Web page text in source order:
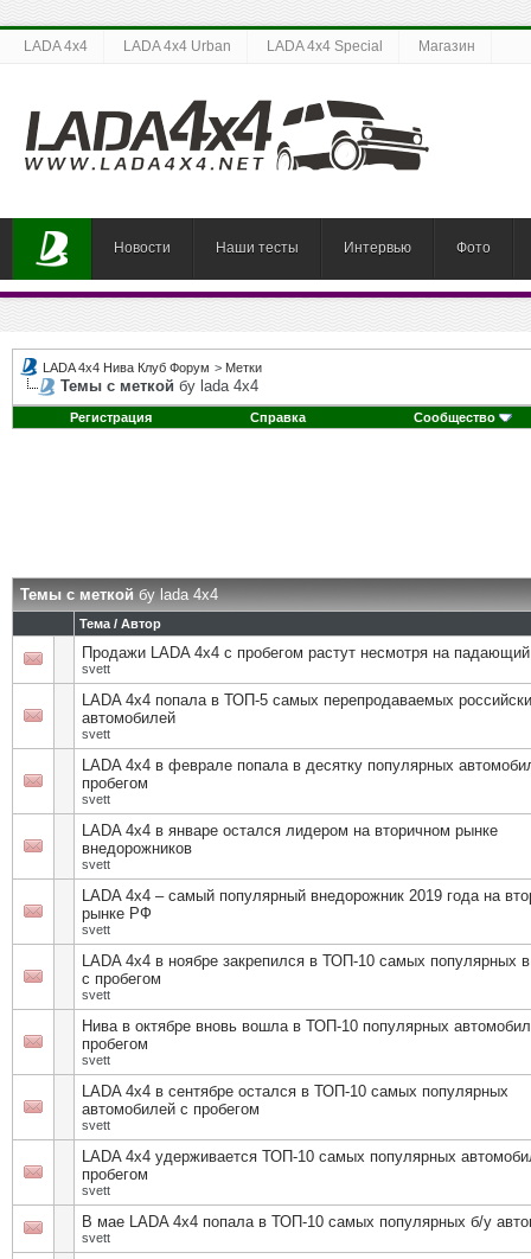
LADA 4x4 LADA 4x4 Urban LADA 4x4 Special Магазин
Новости Наши тесты Интервью Фото
LADA 4x4 Нива Клуб Форум > Метки
Темы с меткой бу lada 4х4
Регистрация Справка Сообщество
Темы с меткойбу lada 4х4
Тема / Автор
Продажи LADA 4х4 с пробегом растут несмотря на
svett
LADA 4х4 попала в ТОП-5 самых перепродаваемых
автомобилей
svett
LADA 4х4 в феврале попала в десятку популярных
пробегом
svett
LADA 4х4 в январе остался лидером на вторичном рынке
внедорожников
svett
LADA 4х4 – самый популярный внедорожник 2019 года на
рынке РФ
svett
LADA 4х4 в ноябре закрепился в ТОП-10 самых популярных
с пробегом
svett
Нива в октябре вновь вошла в ТОП-10 популярных
пробегом
svett
LADA 4х4 в сентябре остался в ТОП-10 самых популярных
автомобилей с пробегом
svett
LADA 4х4 удерживается ТОП-10 самых популярных
пробегом
svett
В мае LADA 4х4 попала в ТОП-10 самых популярных б/у
svett